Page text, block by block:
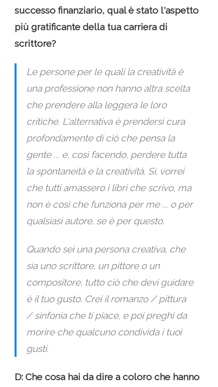
successo finanziario, qual è stato l'aspetto
più gratificante della tua carriera di
scrittore?
Le persone per le quali la creatività è
una professione non hanno altra scelta
che prendere alla leggera le loro
critiche. L'alternativa è prendersi cura
profondamente di ciò che pensa la
gente ... e, così facendo, perdere tutta
la spontaneità e la creatività. Sì, vorrei
che tutti amassero i libri che scrivo, ma
non è così che funziona per me ... o per
qualsiasi autore, se è per questo.
Quando sei una persona creativa, che
sia uno scrittore, un pittore o un
compositore, tutto ciò che devi guidare
è il tuo gusto. Crei il romanzo / pittura
/ sinfonia che ti piace, e poi preghi da
morire che qualcuno condivida i tuoi
gusti.
D: Che cosa hai da dire a coloro che hanno